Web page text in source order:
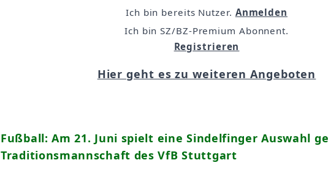
Fußball: Am 21. Juni spielt eine Sindelfinger Auswahl
Traditionsmannschaft des VfB Stuttgart
Ich bin bereits Nutzer. Anmelden
Ich bin SZ/BZ-Premium Abonnent.
Registrieren
Hier geht es zu weiteren Angeboten